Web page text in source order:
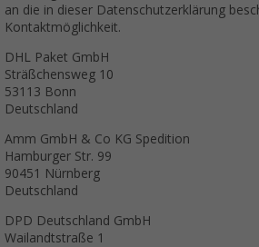
an die in dieser Datenschutzerklärung
Kontaktmöglichkeit.
DHL Paket GmbH
Sträßchensweg 10
53113 Bonn
Deutschland
Amm GmbH & Co KG Spedition
Hamburger Str. 99
90451 Nürnberg
Deutschland
DPD Deutschland GmbH
Wailandtstraße 1